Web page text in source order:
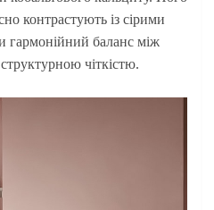
контрастують із сірими
гармонійний баланс між
чіткістю.